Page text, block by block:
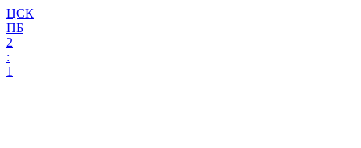
ЦСК
ПБ
2
:
1